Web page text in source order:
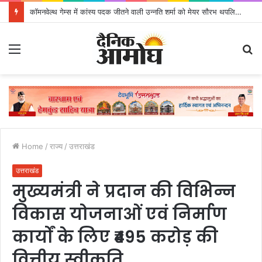
कॉमनवेल्थ गेम्स में कांस्य पदक जीतने वाली उन्नति शर्मा को मेयर सौरभ थपलियाल ने किया सम्मानित
Home / राज्य / उत्तराखंड
उत्तराखंड
मुख्यमंत्री ने प्रदान की विभिन्न
विकास योजनाओं एवं निर्माण
कार्यों के लिए ₹495 करोड़ की